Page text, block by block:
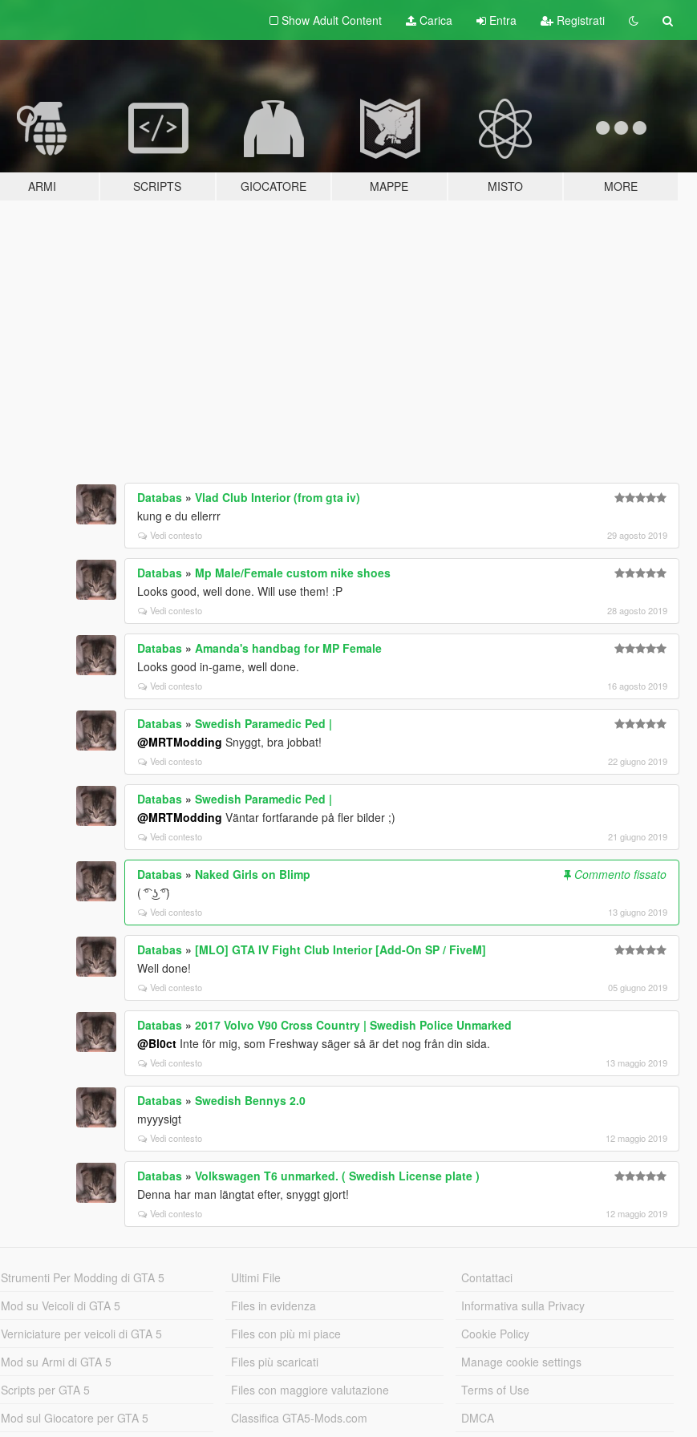
Show Adult Content Carica Entra Registrati
ARMI SCRIPTS GIOCATORE MAPPE MISTO MORE
Databas »Vlad Club Interior (from gta iv)
kung e du ellerrr
Vedi contesto 29 agosto 2019
Databas » Mp Male/Female custom nike shoes
Looks good, well done. Will use them! :P
Vedi contesto 28 agosto 2019
Databas »Amanda's handbag for MP Female
Looks good in-game, well done.
Vedi contesto 16 agosto 2019
Databas »Swedish Paramedic Ped |
@MRTModding Snyggt, bra jobbat!
Vedi contesto 22 giugno 2019
Databas »Swedish Paramedic Ped |
@MRTModding Väntar fortfarande på fler bilder ;)
Vedi contesto 21 giugno 2019
Databas » Naked Girls on Blimp
Commento fissato
( ͡° ͜ʖ ͡°)
Vedi contesto 13 giugno 2019
Databas » [MLO] GTA IV Fight Club Interior [Add-On SP / FiveM]
Well done!
Vedi contesto 05 giugno 2019
Databas »2017 Volvo V90 Cross Country | Swedish Police Unmarked
@Bl0ct Inte för mig, som Freshway säger så är det nog från din sida.
Vedi contesto 13 maggio 2019
Databas »Swedish Bennys 2.0
myyysigt
Vedi contesto 12 maggio 2019
Databas »Volkswagen T6 unmarked. ( Swedish License plate )
Denna har man längtat efter, snyggt gjort!
Vedi contesto 12 maggio 2019
Strumenti Per Modding di GTA 5
Mod su Veicoli di GTA 5
Verniciature per veicoli di GTA 5
Mod su Armi di GTA 5
Scripts per GTA 5
Mod sul Giocatore per GTA 5
Ultimi File
Files in evidenza
Files con più mi piace
Files più scaricati
Files con maggiore valutazione
Classifica GTA5-Mods.com
Contattaci
Informativa sulla Privacy
Cookie Policy
Manage cookie settings
Terms of Use
DMCA